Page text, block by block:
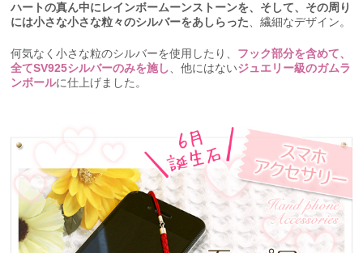
ハートの真ん中にレインボームーンストーンを、そして、その周り
には小さな小さな粒々のシルバーをあしらった、繊細なデザイン。
何気なく小さな粒のシルバーを使用したり、 フック部分を含めて、
全てSV925シルバーのみを施し、他にはないジュエリー級のガムラ
ンボールに仕上げました。